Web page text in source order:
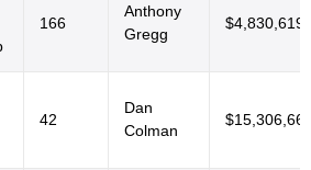
166
Anthony
Gregg
$4,830,619
42
Dan
Colman